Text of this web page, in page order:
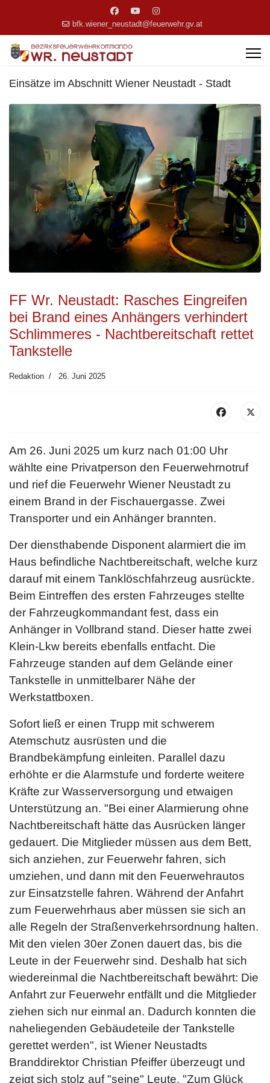
bfk.wiener_neustadt@feuerwehr.gv.at
Einsätze im Abschnitt Wiener Neustadt - Stadt
FF Wr. Neustadt: Rasches Eingreifen
bei Brand eines Anhängers verhindert
Schlimmeres - Nachtbereitschaft rettet
Tankstelle
Redaktion 26. Juni 2025
Am 26. Juni 2025 um kurz nach 01:00 Uhr
wählte eine Privatperson den Feuerwehrnotruf
und rief die Feuerwehr Wiener Neustadt zu
einem Brand in der Fischauergasse. Zwei
Transporter und ein Anhänger brannten.
Der diensthabende Disponent alarmiert die im
Haus befindliche Nachtbereitschaft, welche kurz
darauf mit einem Tanklöschfahrzeug ausrückte.
Beim Eintreffen des ersten Fahrzeuges stellte
der Fahrzeugkommandant fest, dass ein
Anhänger in Vollbrand stand. Dieser hatte zwei
Klein-Lkw bereits ebenfalls entfacht. Die
Fahrzeuge standen auf dem Gelände einer
Tankstelle in unmittelbarer Nähe der
Werkstattboxen.
Sofort ließ er einen Trupp mit schwerem
Atemschutz ausrüsten und die
Brandbekämpfung einleiten. Parallel dazu
erhöhte er die Alarmstufe und forderte weitere
Kräfte zur Wasserversorgung und etwaigen
Unterstützung an. "Bei einer Alarmierung ohne
Nachtbereitschaft hätte das Ausrücken länger
gedauert. Die Mitglieder müssen aus dem Bett,
sich anziehen, zur Feuerwehr fahren, sich
umziehen, und dann mit den Feuerwehrautos
zur Einsatzstelle fahren. Während der Anfahrt
zum Feuerwehrhaus aber müssen sie sich an
alle Regeln der Straßenverkehrsordnung halten.
Mit den vielen 30er Zonen dauert das, bis die
Leute in der Feuerwehr sind. Deshalb hat sich
wiedereinmal die Nachtbereitschaft bewährt: Die
Anfahrt zur Feuerwehr entfällt und die Mitglieder
ziehen sich nur einmal an. Dadurch konnten die
naheliegenden Gebäudeteile der Tankstelle
gerettet werden", ist Wiener Neustadts
Branddirektor Christian Pfeiffer überzeugt und
zeigt sich stolz auf "seine" Leute. "Zum Glück